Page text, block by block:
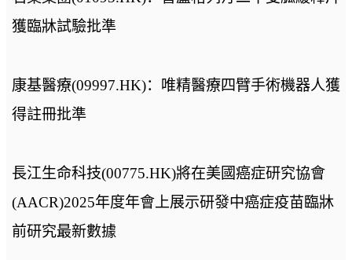
獲臨牀試驗批準
康基醫療(09997.HK)：唯精醫療四臂手術機器人獲
得註冊批準
長江生命科技(00775.HK)將在美國癌症研究協會
(AACR)2025年度年會上展示研發中癌症疫苗臨牀
前研究最新數據